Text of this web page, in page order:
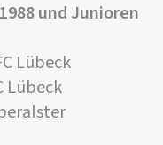
und Junioren
Lübeck
Lübeck